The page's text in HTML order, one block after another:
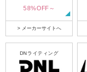
58%OFF～
> メーカーサイトへ
DNライティング